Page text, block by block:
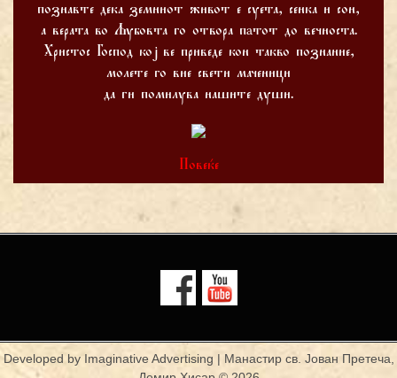
познавте дека земниот живот е суета, сенка и сон,
а верата во Љубовта го отвора пaтот до вечноста.
Христос Господ кој ве приведе кон такво познание,
молете го вие свети маченици
да ги помилува нашите души.
Повеќе
Developed by Imaginative Advertising | Манастир св. Јован Претеча,